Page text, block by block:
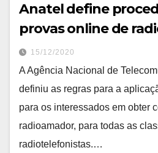
Anatel define
provas online de
15/12/2020
A Agência Nacional de
definiu as regras para a
para os interessados em obter
radioamador, para todas as
radiotelefonistas.…